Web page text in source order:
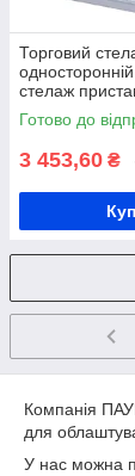
Торговий
стелаж
під косметику,
промислових
Готово до
3 453,60 ₴
Компанія
для
У нас можна